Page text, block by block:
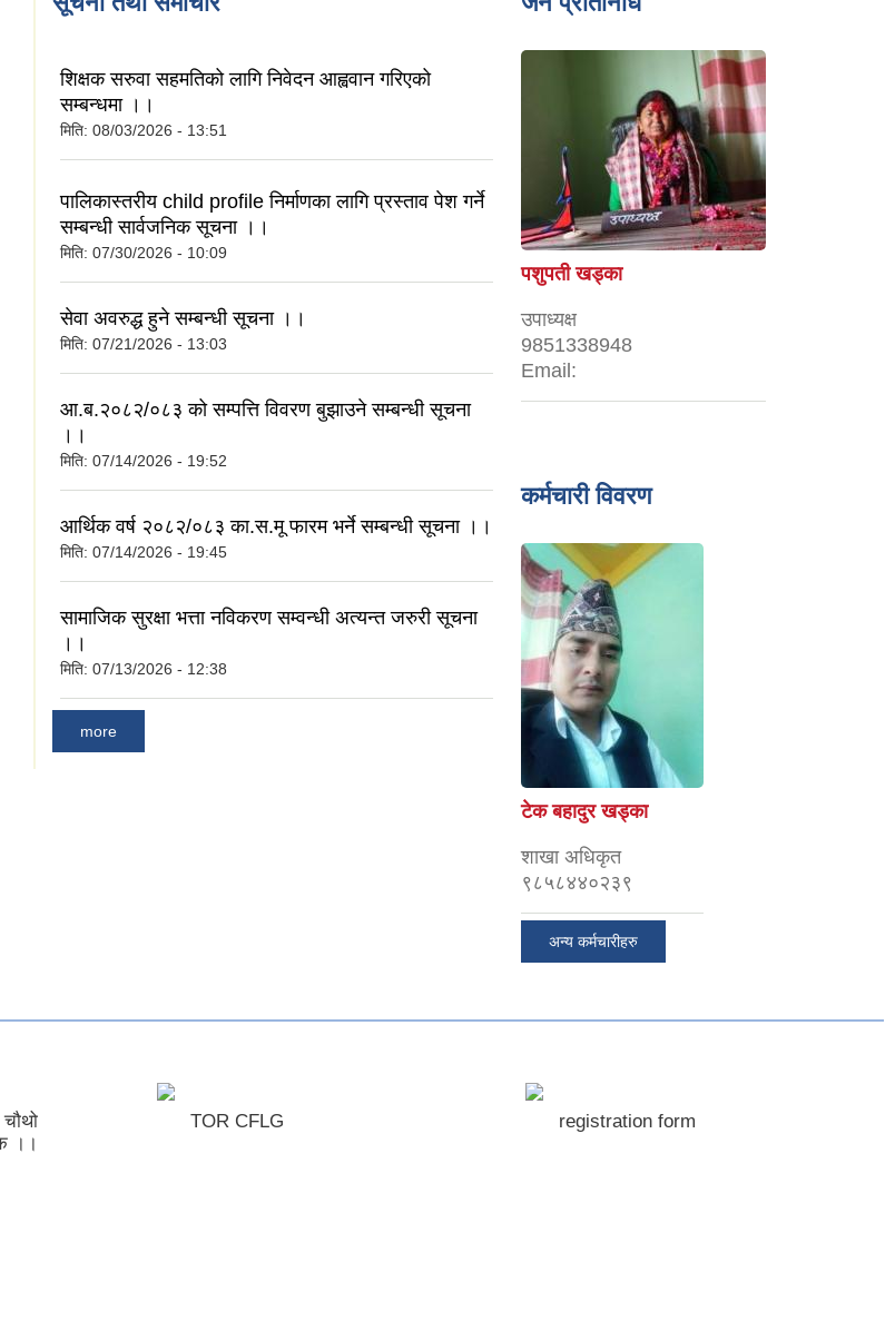
शिक्षक सरुवा सहमतिको लागि निवेदन आह्ववान गरिएको
सम्बन्धमा ।।
मिति: 08/03/2026 - 13:51
पालिकास्तरीय child profile निर्माणका लागि प्रस्ताव पेश गर्ने
सम्बन्धी सार्वजनिक सूचना ।।
मिति: 07/30/2026 - 10:09
सेवा अवरुद्ध हुने सम्बन्धी सूचना ।।
मिति: 07/21/2026 - 13:03
आ.ब.२०८२/०८३ को सम्पत्ति विवरण बुझाउने सम्बन्धी सूचना
।।
मिति: 07/14/2026 - 19:52
आर्थिक वर्ष २०८२/०८३ का.स.मू फारम भर्ने सम्बन्धी सूचना ।।
मिति: 07/14/2026 - 19:45
सामाजिक सुरक्षा भत्ता नविकरण सम्वन्धी अत्यन्त जरुरी सूचना
।।
मिति: 07/13/2026 - 12:38
more
राम प्रसाद उपाध्याय
अध्यक्ष
कर्मचारी विवरण
गगन भण्डारी
सूचना अधिकारी
9858483344
अन्य कर्मचारीहरु
।।
TOR CFLG registration form